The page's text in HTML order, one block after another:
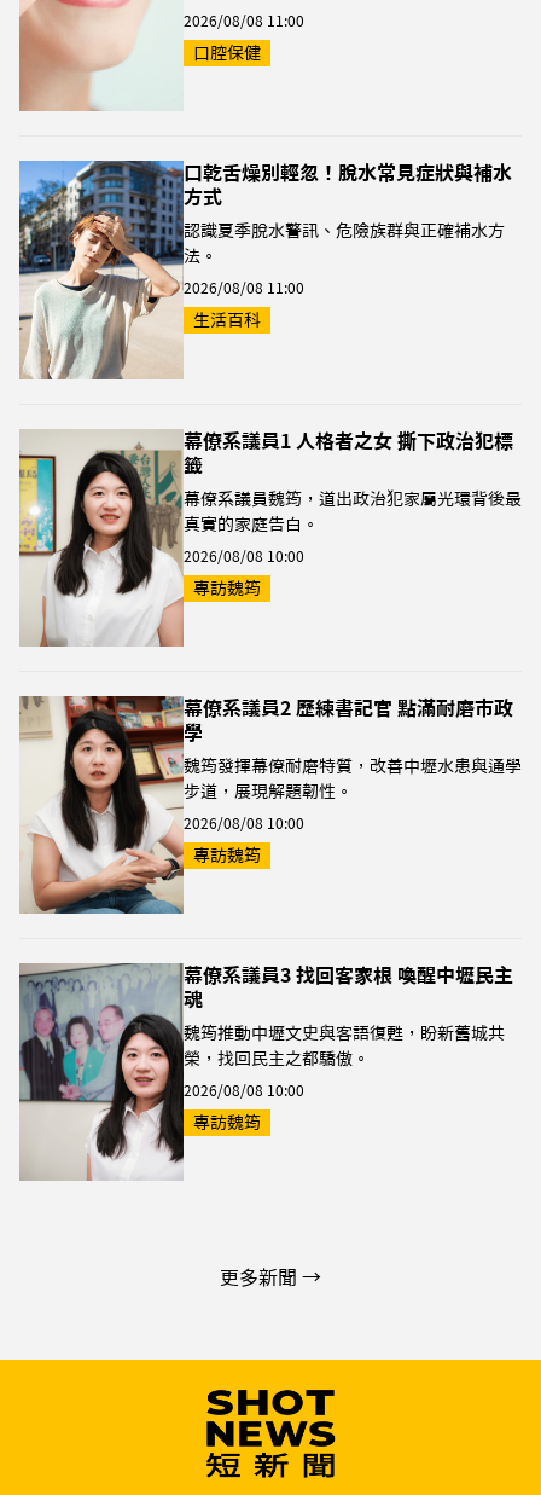
2026/08/08 11:00
口腔保健
口乾舌燥別輕忽！脫水常見症狀與補水
方式
認識夏季脫水警訊、危險族群與正確補水方
法。
2026/08/08 11:00
生活百科
幕僚系議員1 人格者之女 撕下政治犯標
籤
幕僚系議員魏筠，道出政治犯家屬光環背後最
真實的家庭告白。
2026/08/08 10:00
專訪魏筠
幕僚系議員2 歷練書記官 點滿耐磨市政
學
魏筠發揮幕僚耐磨特質，改善中壢水患與通學
步道，展現解題韌性。
2026/08/08 10:00
專訪魏筠
幕僚系議員3 找回客家根 喚醒中壢民主
魂
魏筠推動中壢文史與客語復甦，盼新舊城共
榮，找回民主之都驕傲。
2026/08/08 10:00
專訪魏筠
更多新聞 →